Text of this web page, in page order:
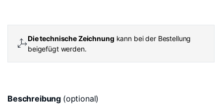
Die technische Zeichnung kann bei der Bestellung
beigefügt werden.
Beschreibung (optional)